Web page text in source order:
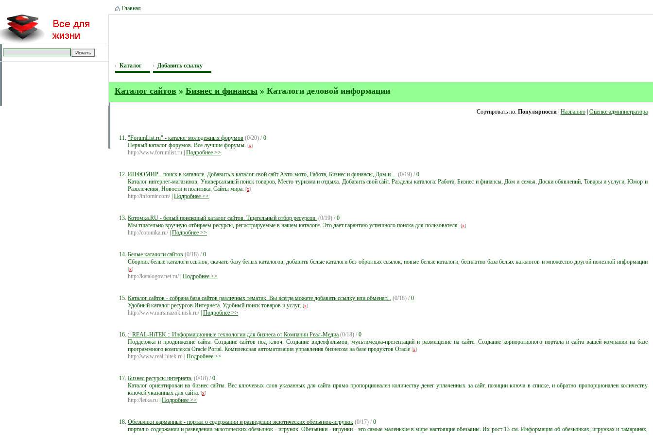
Главная
Каталог Добавить ссылку
Каталог сайтов » Бизнес и финансы » Каталоги деловой информации
Сортировать по: Популярности| Названию| Оценке администратора
"ForumList.ru" - каталог молодежных форумов (0/20) / 0
Первый каталог форумов. Все лучшие форумы. [x]
http://www.forumlist.ru Подробнее >>
ИНФОМИР - поиск в каталоге. Добавить в каталог свой сайт Авто-мото, Работа, Бизнес и финансы, Дом и ... (0/19) / 0
Каталог интернет-магазинов, Универсальный поиск товаров, Место туризма и отдыха. Добавить свой сайт. Разделы каталога: Работа, Бизнес и финансы, Дом и семья, Доски обявлений, Товары и услуги, Юмор и
Развлечения, Новости и политика, Сайты мира. [x]
http://infomir.com/ Подробнее >>
Котомка.RU - белый поисковый каталог сайтов. Тщательный отбор ресурсов. (0/19) / 0
Мы тщательно вручную отбираем ресурсы, регистрируемые в нашем каталоге. Это дает гарантию успешного поиска для пользователя. [x]
http://cotomka.ru/ Подробнее >>
Белые каталоги сайтов (0/18) / 0
Сборник белые каталоги ссылок, скачать базу белых каталогов, добавить белые каталоги без обратных ссылок, новые белые каталоги, бесплатно база белых каталогов и множество другой полезной информации
[x]
http://katalogov.net.ru/ Подробнее >>
Каталог сайтов - собрана база сайтов различных тематик. Вы всегда можете добавить ссылку или обменят... (0/18) / 0
Удобный каталог ресурсов Интернета. Удобный поиск товаров и услуг. [x]
http://www.mirsmazok.msk.ru/ Подробнее >>
:: REAL-HiTEK :: Информационные технологии для бизнеса от Компании Реал-Медиа (0/18) / 0
Поддержка и продвижение сайта. Cоздание сайтов под ключ. Создание видеофильмов, мультимедиа-презентаций и размещение на сайте. Создание корпоративного портала и сайта вашей компании на базе
программного комплекса Oracle Portal. Комплексная автоматизация управления бизнесом на базе продуктов Oracle [x]
http://www.real-hitek.ru Подробнее >>
Бизнес ресурсы интернета. (0/18) / 0
Каталог ориентирован на бизнес сайты. Вес ключевых слов указанных для сайта прямо пропорционален количеству денег уплаченных за сайт, позиции ключа в списке, и обратно пропорционален количеству
ключей указанных для сайта. [x]
http://letka.ru Подробнее >>
Обезьянки карманные - портал о содержании и разведении экзотических обезьянок-игрунок (0/17) / 0
портал о содержании и разведении экзотических обезьянок - игрунок. Обезьянки - игрунки - это самые маленькие в мире настоящие обезьяны. Их рост 13 см. Информация об обезьянках, игрунках и тамаринах,